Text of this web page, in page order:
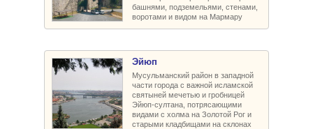
башнями, подземельями, стенами,
воротами и видом на Мармару
Эйюп
Мусульманский район в западной
части города с важной исламской
святыней мечетью и гробницей
Эйюп-султана, потрясающими
видами с холма на Золотой Рог и
старыми кладбищами на склонах